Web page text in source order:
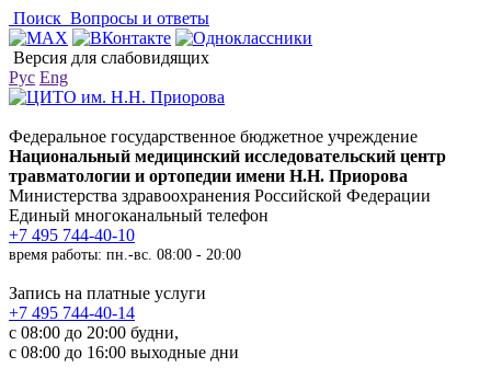
Поиск Вопросы и ответы
Версия для слабовидящих
Рус Eng
Федеральное государственное бюджетное учреждение
Национальный медицинский исследовательский центр
травматологии и ортопедии имени Н.Н. Приорова
Министерства здравоохранения Российской Федерации
Единый многоканальный телефон
+7 495 744-40-10
время работы: пн.-вс. 08:00 - 20:00
Запись на платные услуги
+7 495 744-40-14
с 08:00 до 20:00 будни,
с 08:00 до 16:00 выходные дни